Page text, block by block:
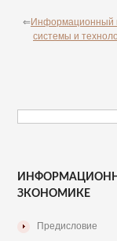
⇐Информационный
системы и
ЗКОНОМИКЕ
Предисловие